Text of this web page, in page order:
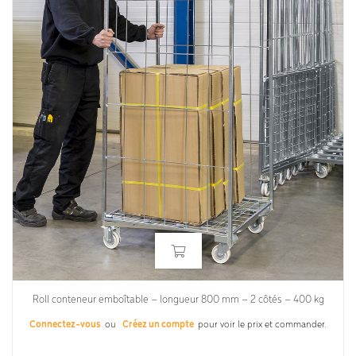
Roll conteneur emboîtable – longueur 800 mm – 2 côtés – 400 kg
Connectez-vous ou Créez un compte pour voir le prix et commander.